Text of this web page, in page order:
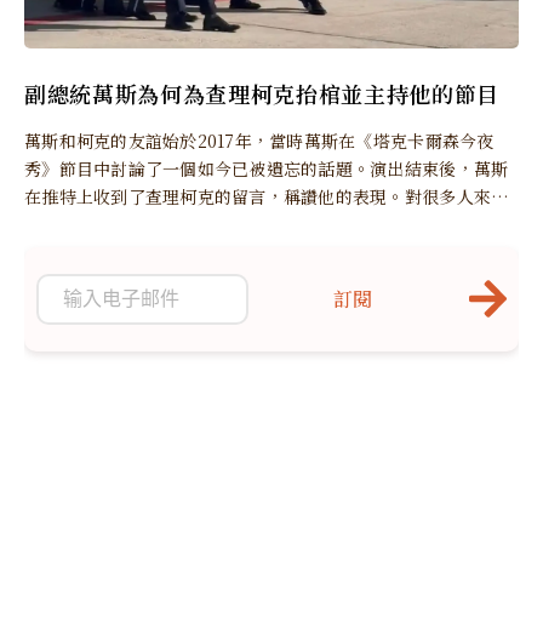
副總統萬斯為何為查理柯克抬棺並主持他的節目
萬斯和柯克的友誼始於2017年，當時萬斯在《塔克卡爾森今夜
秀》節目中討論了一個如今已被遺忘的話題。演出結束後，萬斯
在推特上收到了查理柯克的留言，稱讚他的表現。對很多人來
訂閱